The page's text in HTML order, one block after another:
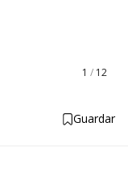
1 / 12
Guardar